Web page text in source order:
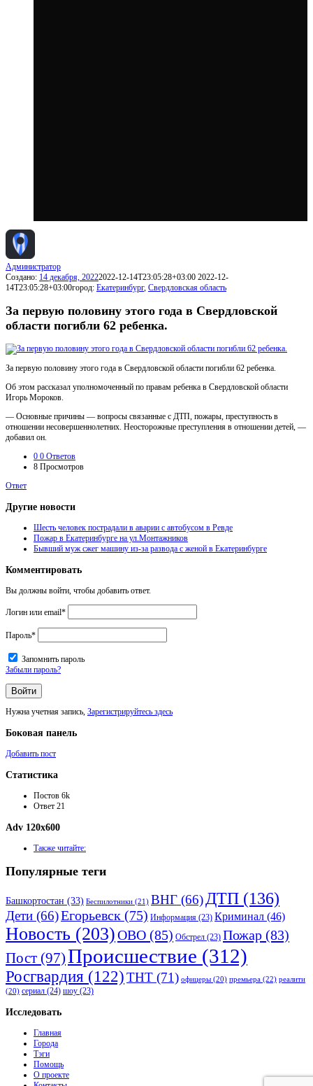
Администратор
Создано: 14 декабря, 20222022-12-14T23:05:28+03:00 2022-12-
14T23:05:28+03:00город: Екатеринбург, Свердловская область
За первую половину этого года в Свердловской
области погибли 62 ребенка.
За первую половину этого года в Свердловской области погибли 62 ребенка.
Об этом рассказал уполномоченный по правам ребенка в Свердловской области
Игорь Мороков.
— Основные причины — вопросы связанные с ДТП, пожары, преступность в
отношении несовершеннолетних. Неосторожные преступления в отношении детей, —
добавил он.
0 0 Ответов
8 Просмотров
Ответ
Другие новости
Шесть человек пострадали в аварии с автобусом в Ревде
Пожар в Екатеринбурге на ул.Монтажников
Бывший муж сжег машину из-за развода с женой в Екатеринбурге
Комментировать
Вы должны войти, чтобы добавить ответ.
Логин или email*
Пароль*
Запомнить пароль
Забыли пароль?
Нужна учетная запись, Зарегистрируйтесь здесь
Боковая панель
Добавить пост
Статистика
Постов 6k
Ответ 21
Adv 120x600
Также читайте:
Популярные теги
Башкортостан (33) Беспилотники (21) ВНГ (66) ДТП (136)
Дети (66)Егорьевск (75) Информация (23) Криминал (46)
Новость (203)ОВО (85) Обстрел (23) Пожар (83)
Пост (97)Происшествие (312)
Росгвардия (122)ТНТ (71) офицеры (20) премьера (22) реалити
(20) сериал (24) шоу (23)
Исследовать
Главная
Города
Тэги
Помощь
О проекте